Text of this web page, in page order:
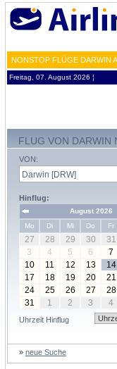
NONSTOP FLÜGE DARWIN
Freitag, 07. August 2026 ¦
FLUG VON DARWIN
VON:
Hinflug:
August 2026
Mo
Di Mi Do Fr
27 28 29 30 31
3
4 5 6 7
10
11 12 13 14
17
18 19 20 21
24
25 26 27 28
31
1 2 3 4
Uhrzeit Hinflug
» neue Suche